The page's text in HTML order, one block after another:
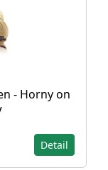
- Horny on
Detail